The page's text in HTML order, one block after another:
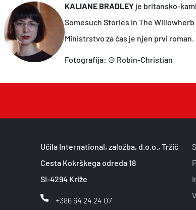
KALIANE BRADLEYje britansko-
Somesuch Stories in The
Ministrstvo za čas je njen prvi roman.
Fotografija: © Robin-Christian
Učila International, založba, d.o.o., Tržič
Cesta Kokrškega odreda 18
SI-4294 Križe
+386 64 24 24 07